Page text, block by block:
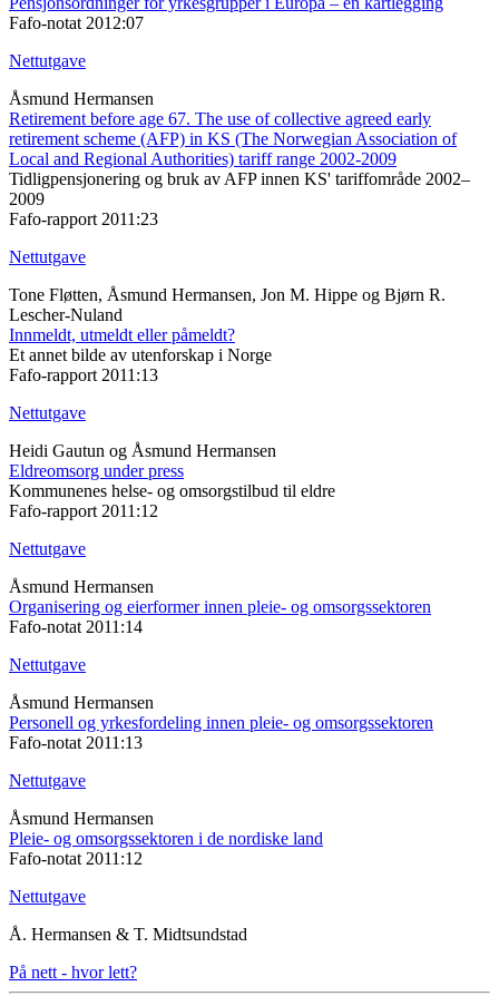
Fafo-notat 2012:07
Nettutgave
Åsmund Hermansen
Retirement before age 67. The use of collective agreed early
retirement scheme (AFP) in KS (The Norwegian Association of
Local and Regional Authorities) tariff range 2002-2009
Tidligpensjonering og bruk av AFP innen KS' tariffområde 2002–
2009
Fafo-rapport 2011:23
Nettutgave
Tone Fløtten, Åsmund Hermansen, Jon M. Hippe og Bjørn R.
Lescher-Nuland
Innmeldt, utmeldt eller påmeldt?
Et annet bilde av utenforskap i Norge
Fafo-rapport 2011:13
Nettutgave
Heidi Gautun og Åsmund Hermansen
Eldreomsorg under press
Kommunenes helse- og omsorgstilbud til eldre
Fafo-rapport 2011:12
Nettutgave
Åsmund Hermansen
Organisering og eierformer innen pleie- og omsorgssektoren
Fafo-notat 2011:14
Nettutgave
Åsmund Hermansen
Personell og yrkesfordeling innen pleie- og omsorgssektoren
Fafo-notat 2011:13
Nettutgave
Åsmund Hermansen
Pleie- og omsorgssektoren i de nordiske land
Fafo-notat 2011:12
Nettutgave
Å. Hermansen & T. Midtsundstad
På nett - hvor lett?